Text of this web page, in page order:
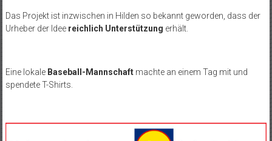
Das Projekt ist inzwischen in Hilden so bekannt geworden, dass der
Urheber der Idee reichlich Unterstützung erhält.
Eine lokale Baseball-Mannschaftmachte an einem Tag mit und
spendete T-Shirts.